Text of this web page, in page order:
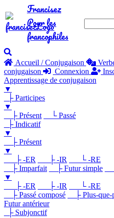
Francisez
Pour les
francophiles
Accueil / Conjugaison
conjugaison
Connexion
Apprentissage de conjugaison
▼
├ Participes
▼
├ Présent
└ Passé
├ Indicatif
▼
├ Présent
▼
├ -ER
├ -IR
└ -RE
├ Imparfait
├ Futur simple
▼
├ -ER
├ -IR
└ -RE
├ Passé composé
├ Plus-que-
Futur antérieur
├ Subjonctif